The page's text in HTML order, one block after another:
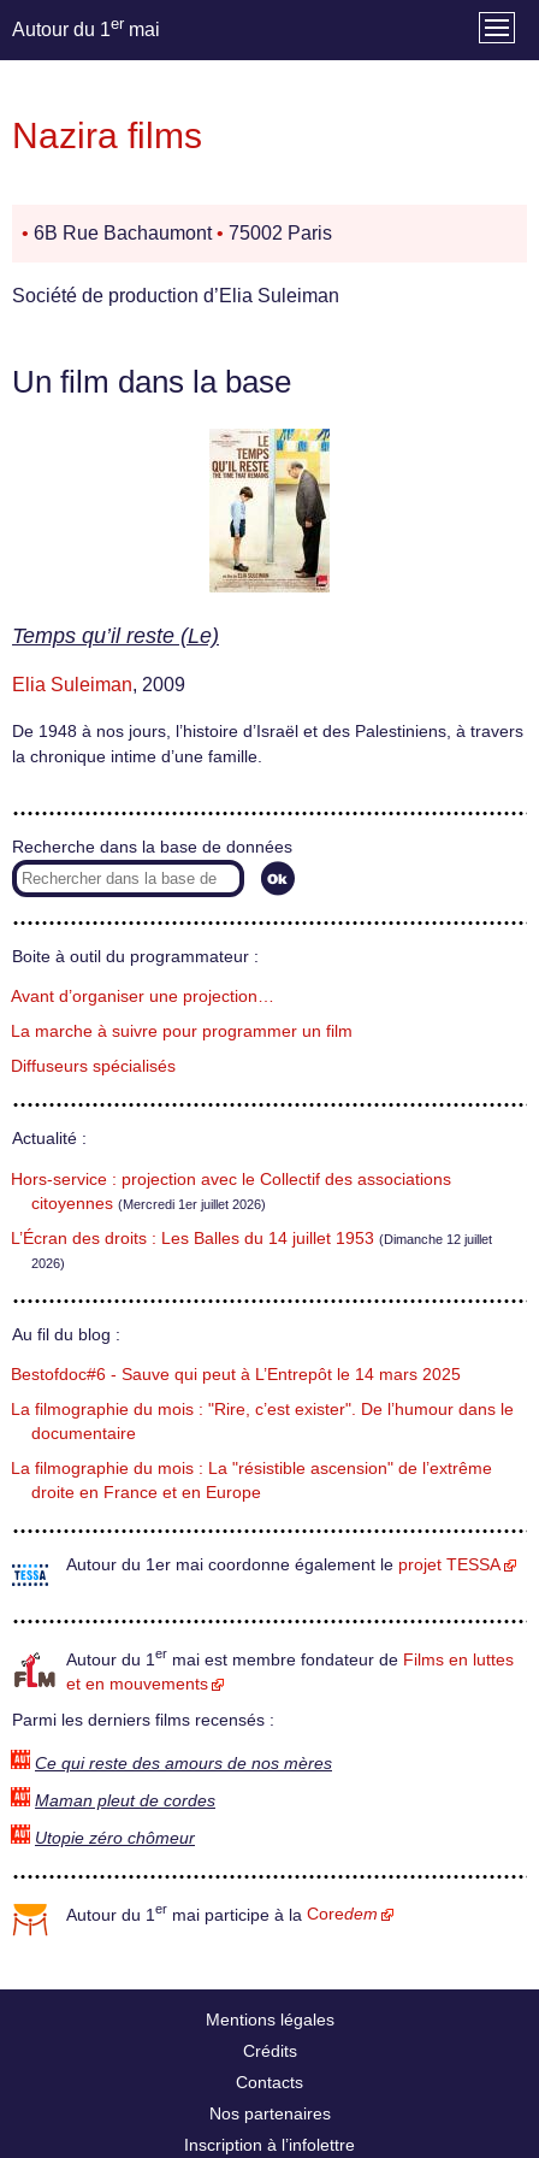
Autour du 1er mai
Nazira films
• 6B Rue Bachaumont• 75002 Paris
Société de production d’Elia Suleiman
Un film dans la base
Temps qu’il reste (Le)
Elia Suleiman, 2009
De 1948 à nos jours, l’histoire d’Israël et des Palestiniens, à travers
la chronique intime d’une famille.
Recherche dans la base de données
Boite à outil du programmateur :
Avant d’organiser une projection…
La marche à suivre pour programmer un film
Diffuseurs spécialisés
Actualité :
Hors-service : projection avec le Collectif des associations
citoyennes (Mercredi 1er juillet 2026)
L’Écran des droits : Les Balles du 14 juillet 1953 (Dimanche 12 juillet
2026)
Au fil du blog :
Bestofdoc#6 - Sauve qui peut à L’Entrepôt le 14 mars 2025
La filmographie du mois : "Rire, c’est exister". De l’humour dans le
documentaire
La filmographie du mois : La "résistible ascension" de l’extrême
droite en France et en Europe
Autour du 1er mai coordonne également le projet TESSA
Autour du 1 er mai est membre fondateur de Films en luttes
et en mouvements
Parmi les derniers films recensés :
Ce qui reste des amours de nos mères
Maman pleut de cordes
Utopie zéro chômeur
Autour du 1 er mai participe à la Coredem
Mentions légales
Crédits
Contacts
Nos partenaires
Inscription à l’infolettre